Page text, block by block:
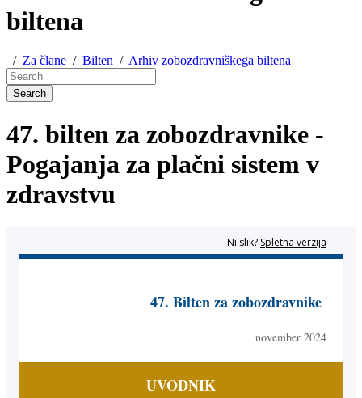
biltena
/ Za člane / Bilten / Arhiv zobozdravniškega biltena
Search
47. bilten za zobozdravnike -
Pogajanja za plačni sistem v
zdravstvu